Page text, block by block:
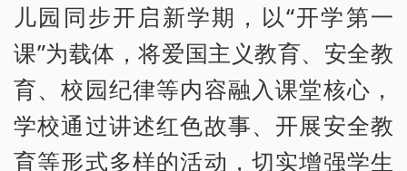
儿园同步开启新学期，以“开学第一
课”为载体，将爱国主义教育、安全教
育、校园纪律等内容融入课堂核心，
学校通过讲述红色故事、开展安全教
育等形式多样的活动，切实增强学生